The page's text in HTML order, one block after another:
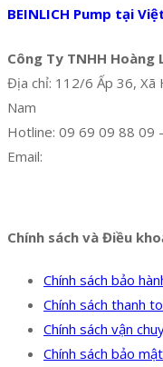
BEINLICH Pump tại
Công Ty TNHH Hoàng
Địa chỉ: 112/6 Ấp 36, Xã
Nam
Hotline: 09 69 09 88 09
Email:
Chính sách và Điều
Chính sách bảo
Chính sách thanh
Chính sách vận
Chính sách bảo mật